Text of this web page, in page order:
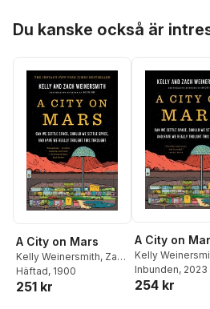
Du kanske också är
A City on Mars
Kelly Weinersmith, Zach
Weinersmith
Häftad, 1900
251 kr
A City on
Kelly
Weinersmith
Inbunden, 2023
254 kr